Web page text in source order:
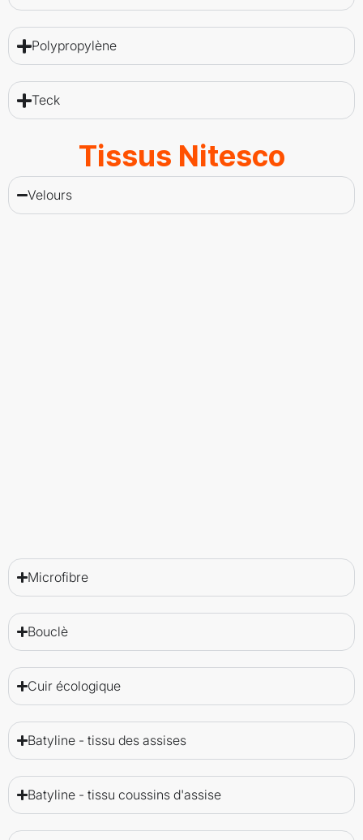
Polypropylène
Teck
Tissus Nitesco
Velours
Microfibre
Bouclè
Cuir écologique
Batyline - tissu des assises
Batyline - tissu coussins d'assise